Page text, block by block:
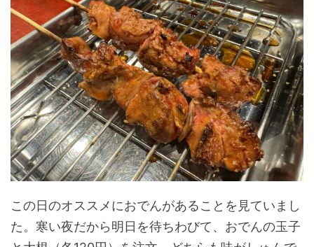
この日のオススメにおでんがあることを見ていまし
た。寒い夜だから明日を待ちわびて、おでんの玉子